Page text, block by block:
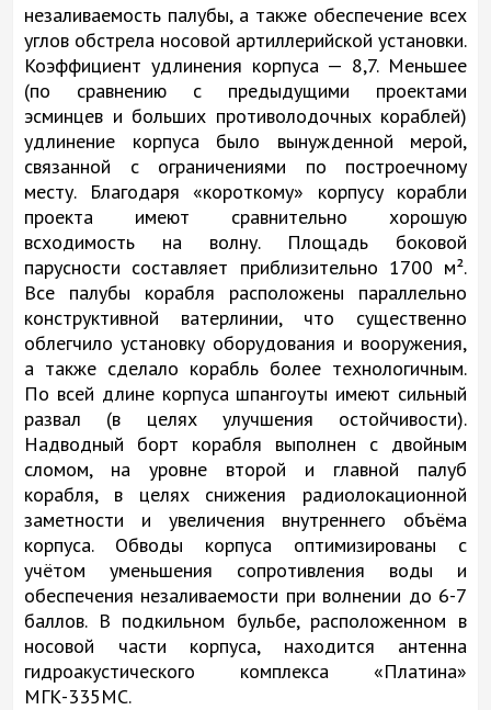
незаливаемость палубы, а также обеспечение всех
углов обстрела носовой артиллерийской установки.
Коэффициент удлинения корпуса — 8,7. Меньшее
(по сравнению с предыдущими проектами
эсминцев и больших противолодочных кораблей)
удлинение корпуса было вынужденной мерой,
связанной с ограничениями по построечному
месту. Благодаря «короткому» корпусу корабли
проекта имеют сравнительно хорошую
всходимость на волну. Площадь боковой
парусности составляет приблизительно 1700 м².
Все палубы корабля расположены параллельно
конструктивной ватерлинии, что существенно
облегчило установку оборудования и вооружения,
а также сделало корабль более технологичным.
По всей длине корпуса шпангоуты имеют сильный
развал (в целях улучшения остойчивости).
Надводный борт корабля выполнен с двойным
сломом, на уровне второй и главной палуб
корабля, в целях снижения радиолокационной
заметности и увеличения внутреннего объёма
корпуса. Обводы корпуса оптимизированы с
учётом уменьшения сопротивления воды и
обеспечения незаливаемости при волнении до 6-7
баллов. В подкильном бульбе, расположенном в
носовой части корпуса, находится антенна
гидроакустического комплекса «Платина»
МГК-335МС.